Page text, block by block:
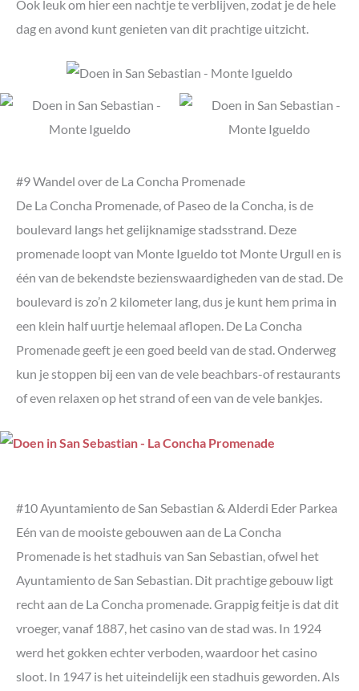
Ook leuk om hier een nachtje te verblijven, zodat je de hele
dag en avond kunt genieten van dit prachtige uitzicht.
#9 Wandel over de La Concha Promenade
De La Concha Promenade, of Paseo de la Concha, is de
boulevard langs het gelijknamige stadsstrand. Deze
promenade loopt van Monte Igueldo tot Monte Urgull en is
één van de bekendste bezienswaardigheden van de stad. De
boulevard is zo’n 2 kilometer lang, dus je kunt hem prima in
een klein half uurtje helemaal aflopen. De La Concha
Promenade geeft je een goed beeld van de stad. Onderweg
kun je stoppen bij een van de vele beachbars-of restaurants
of even relaxen op het strand of een van de vele bankjes.
#10 Ayuntamiento de San Sebastian & Alderdi Eder Parkea
Eén van de mooiste gebouwen aan de La Concha
Promenade is het stadhuis van San Sebastian, ofwel het
Ayuntamiento de San Sebastian. Dit prachtige gebouw ligt
recht aan de La Concha promenade. Grappig feitje is dat dit
vroeger, vanaf 1887, het casino van de stad was. In 1924
werd het gokken echter verboden, waardoor het casino
sloot. In 1947 is het uiteindelijk een stadhuis geworden. Als